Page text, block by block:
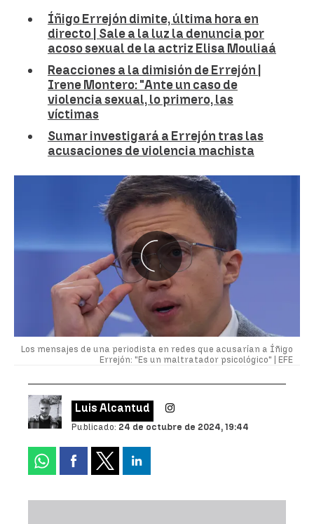
Íñigo Errejón dimite, última hora en
directo | Sale a la luz la denuncia por
acoso sexual de la actriz Elisa Mouliaá
Reacciones a la dimisión de Errejón |
Irene Montero: "Ante un caso de
violencia sexual, lo primero, las
víctimas
Sumar investigará a Errejón tras las
acusaciones de violencia machista
Los mensajes de una periodista en redes que acusarían a Íñigo
Errejón: "Es un maltratador psicológico" | EFE
Luis Alcantud
Publicado: 24 de octubre de 2024, 19:44